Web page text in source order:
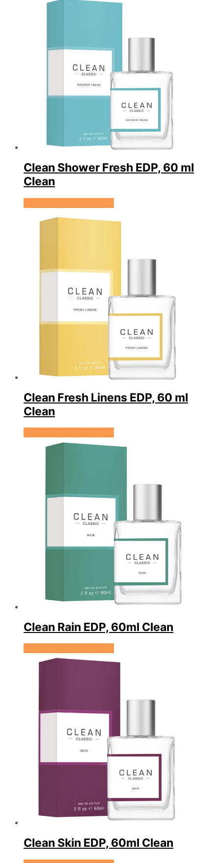
Clean Shower Fresh EDP, 60 ml
Clean
Clean Fresh Linens EDP, 60 ml
Clean
Clean Rain EDP, 60ml Clean
Clean Skin EDP, 60ml Clean